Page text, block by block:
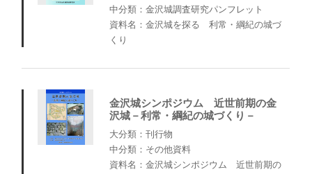
中分類：金沢城調査研究パンフレット
資料名：金沢城を探る 利常・綱紀の城づ
くり
金沢城シンポジウム 近世前期の金
沢城－利常・綱紀の城づくり－
大分類：刊行物
中分類：その他資料
資料名：金沢城シンポジウム 近世前期の